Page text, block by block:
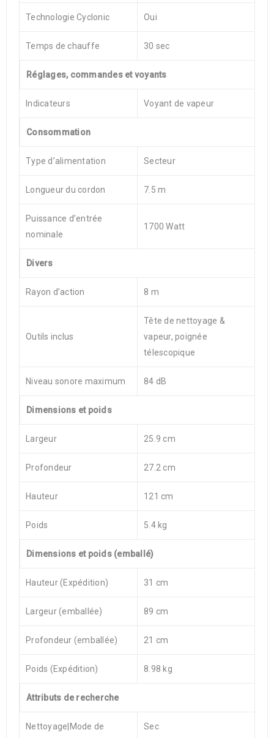
Technologie Cyclonic Oui
Temps de chauffe 30 sec
Réglages, commandes et voyants
Indicateurs Voyant de vapeur
Consommation
Type d’alimentation Secteur
Longueur du cordon 7.5 m
Puissance d’entrée
nominale
1700 Watt
Divers
Rayon d’action 8 m
Outils inclus
Tête de nettoyage &
vapeur, poignée
télescopique
Niveau sonore maximum 84 dB
Dimensions et poids
Largeur 25.9 cm
Profondeur 27.2 cm
Hauteur 121 cm
Poids 5.4 kg
Dimensions et poids (emballé)
Hauteur (Expédition) 31 cm
Largeur (emballée) 89 cm
Profondeur (emballée) 21 cm
Poids (Expédition) 8.98 kg
Attributs de recherche
Nettoyage|Mode de
Sec